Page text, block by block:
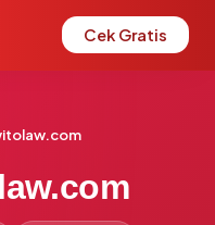
Cek Gratis